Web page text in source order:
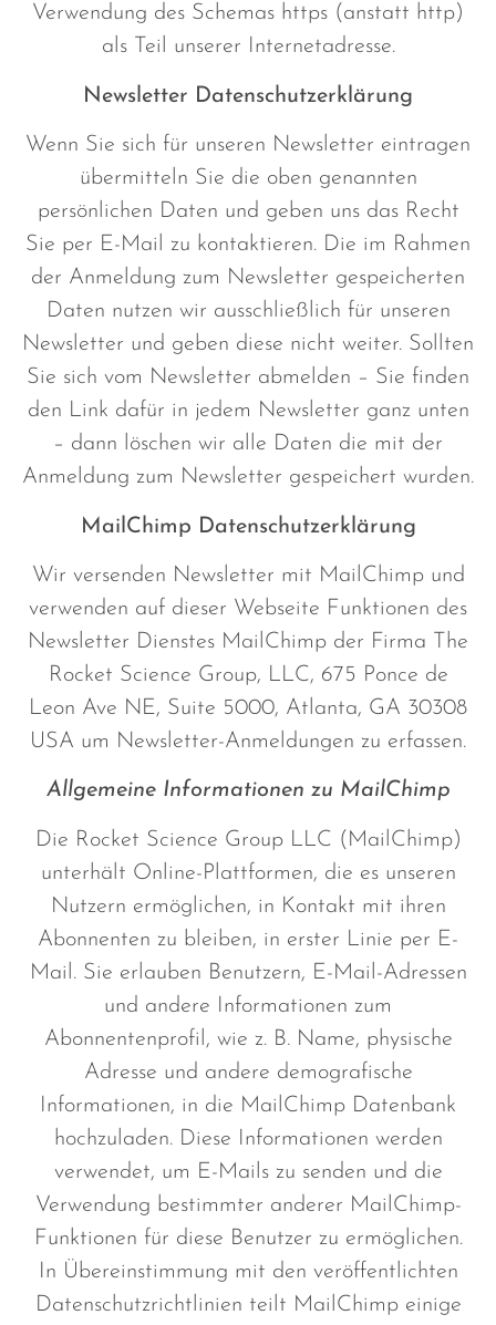
Verwendung des Schemas https (anstatt http)
als Teil unserer Internetadresse.
Newsletter Datenschutzerklärung
Wenn Sie sich für unseren Newsletter eintragen
übermitteln Sie die oben genannten
persönlichen Daten und geben uns das Recht
Sie per E-Mail zu kontaktieren. Die im Rahmen
der Anmeldung zum Newsletter gespeicherten
Daten nutzen wir ausschließlich für unseren
Newsletter und geben diese nicht weiter. Sollten
Sie sich vom Newsletter abmelden – Sie finden
den Link dafür in jedem Newsletter ganz unten
– dann löschen wir alle Daten die mit der
Anmeldung zum Newsletter gespeichert wurden.
MailChimp Datenschutzerklärung
Wir versenden Newsletter mit MailChimp und
verwenden auf dieser Webseite Funktionen des
Newsletter Dienstes MailChimp der Firma The
Rocket Science Group, LLC, 675 Ponce de
Leon Ave NE, Suite 5000, Atlanta, GA 30308
USA um Newsletter-Anmeldungen zu erfassen.
Allgemeine Informationen zu MailChimp
Die Rocket Science Group LLC (MailChimp)
unterhält Online-Plattformen, die es unseren
Nutzern ermöglichen, in Kontakt mit ihren
Abonnenten zu bleiben, in erster Linie per E-
Mail. Sie erlauben Benutzern, E-Mail-Adressen
und andere Informationen zum
Abonnentenprofil, wie z. B. Name, physische
Adresse und andere demografische
Informationen, in die MailChimp Datenbank
hochzuladen. Diese Informationen werden
verwendet, um E-Mails zu senden und die
Verwendung bestimmter anderer MailChimp-
Funktionen für diese Benutzer zu ermöglichen.
In Übereinstimmung mit den veröffentlichten
Datenschutzrichtlinien teilt MailChimp einige